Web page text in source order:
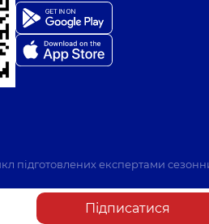
підготовлених експертами
Підписатися